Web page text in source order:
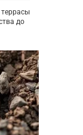
террасы
до